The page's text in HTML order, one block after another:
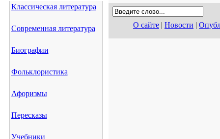
Классическая литература
Современная литература
Биографии
Фольклористика
Афоризмы
Пересказы
Учебники
О сайте | Новости |